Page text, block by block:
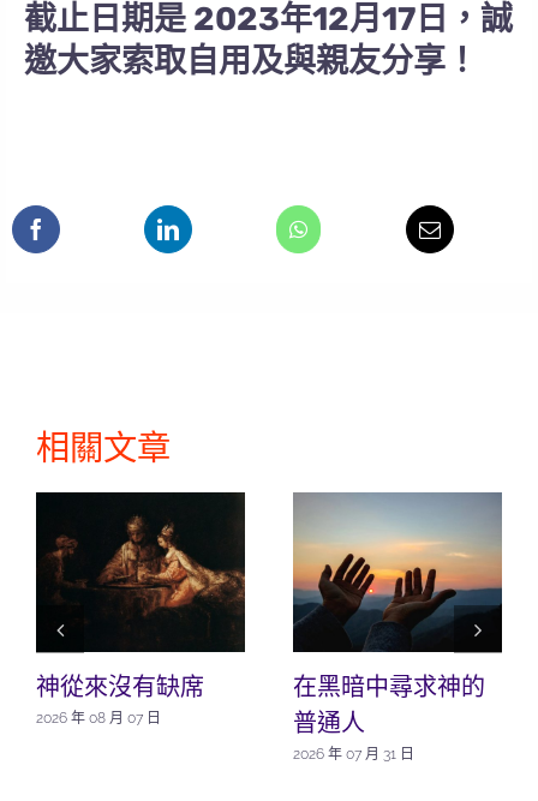
截止日期是 2023年12月17日，誠
邀大家索取自用及與親友分享！
相關文章
神從來沒有缺席
2026 年 08 月 07 日
在黑暗中尋求神的
普通人
2026 年 07 月 31 日